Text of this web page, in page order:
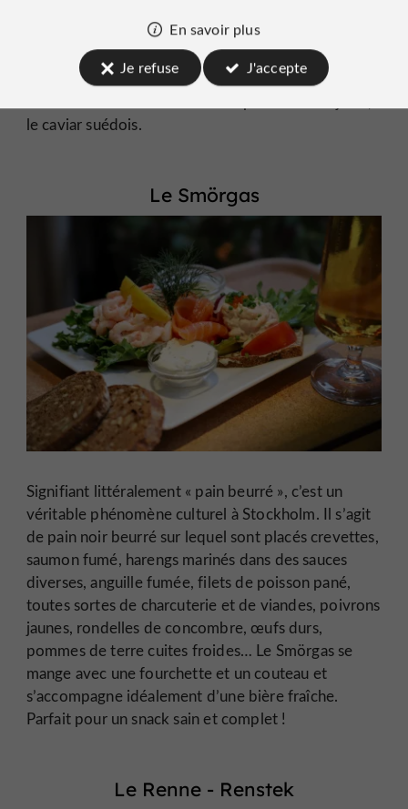
Ce hors-d'œuvre froid consiste en un morceau de
pain grillé croustillant garni d’un mélange de
crevettes, de mayonnaise, d'aneth et de citron,
le caviar suédois.
Le Smörgas
Signifiant littéralement « pain beurré », c’est un
véritable phénomène culturel à Stockholm. Il s’agit
de pain noir beurré sur lequel sont placés crevettes,
saumon fumé, harengs marinés dans des sauces
diverses, anguille fumée, filets de poisson pané,
toutes sortes de charcuterie et de viandes, poivrons
jaunes, rondelles de concombre, œufs durs,
pommes de terre cuites froides… Le Smörgas se
mange avec une fourchette et un couteau et
s’accompagne idéalement d’une bière fraîche.
Parfait pour un snack sain et complet !
Le Renne - Renstek
En savoir plus
Je refuse
J'accepte